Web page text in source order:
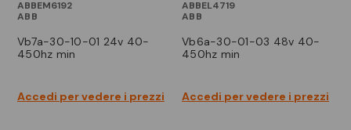
ABBEM6192
ABB
vb7a-30-10-01 24v 40-
450hz min
Accedi per vedere i prezzi
ABBEL4719
ABB
vb6a-30-01-03 48v 40-
450hz min
Accedi per vedere i prezzi